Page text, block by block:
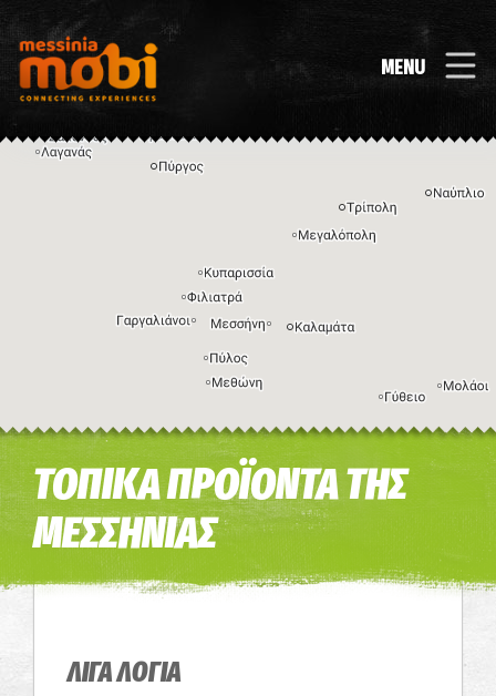
MENU
Η εικόνα ενδέχεται να υπόκειται σε πνευματικά δικαιώματα Όροι
ΤΟΠΙΚΑ ΠΡΟΪΟΝΤΑ ΤΗΣ
ΜΕΣΣΗΝΙΑΣ
ΛΙΓΑ ΛΟΓΙΑ